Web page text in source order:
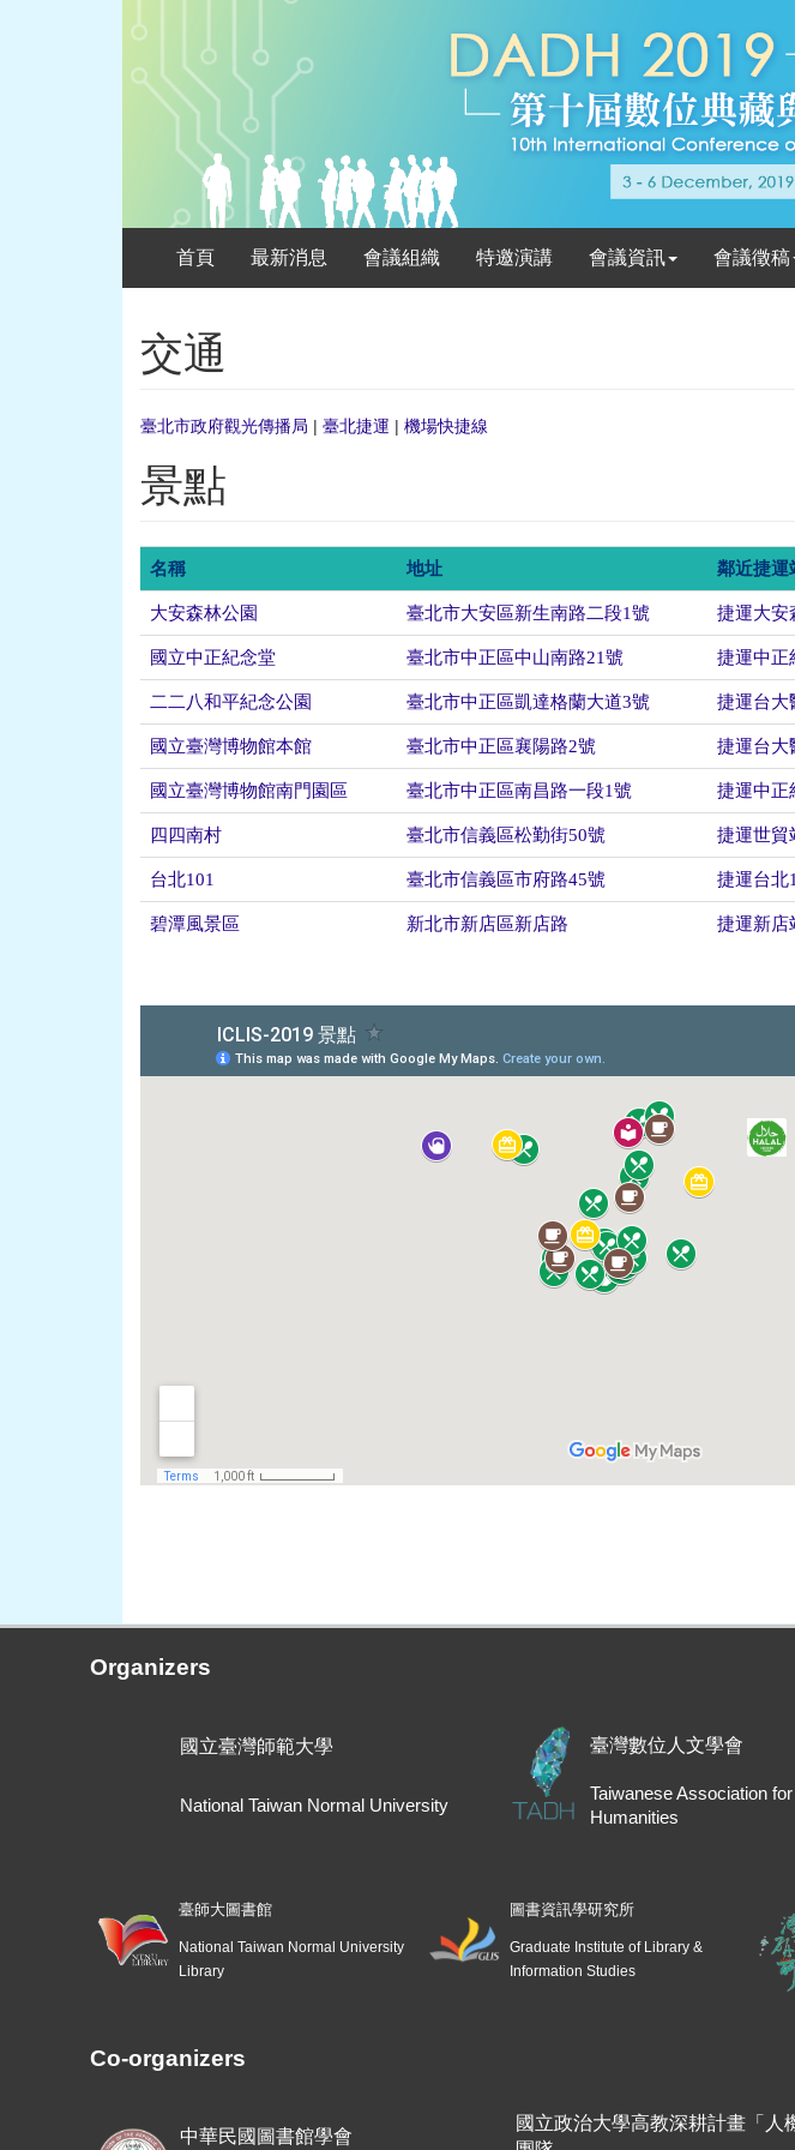
首頁 最新消息 會議組織 特邀演講 會議資訊 會議徵稿
交通
臺北市政府觀光傳播局 | 臺北捷運 | 機場快捷線
景點
名稱 地址 鄰近捷運
大安森林公園 臺北市大安區新生南路二段1號 捷運大安
國立中正紀念堂 臺北市中正區中山南路21號 捷運中正
二二八和平紀念公園 臺北市中正區凱達格蘭大道3號 捷運台大
國立臺灣博物館本館 臺北市中正區襄陽路2號 捷運台大
國立臺灣博物館南門園區 臺北市中正區南昌路一段1號 捷運中正
四四南村 臺北市信義區松勤街50號 捷運世貿
台北101 臺北市信義區市府路45號 捷運台北
碧潭風景區 新北市新店區新店路 捷運新店
Organizers
國立臺灣師範大學
National Taiwan Normal University
臺灣數位人文學會
Taiwanese Association for
Humanities
臺師大圖書館
National Taiwan Normal University
Library
圖書資訊學研究所
Graduate Institute of Library &
Information Studies
Co-organizers
中華民國圖書館學會
國立政治大學高教深耕計畫「人